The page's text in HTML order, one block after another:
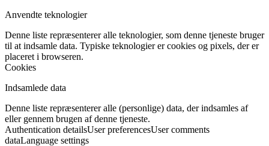
Anvendte teknologier
Denne liste repræsenterer alle teknologier, som denne tjeneste bruger
til at indsamle data. Typiske teknologier er cookies og pixels, der er
placeret i browseren.
Cookies
Indsamlede data
Denne liste repræsenterer alle (personlige) data, der indsamles af
eller gennem brugen af denne tjeneste.
Authentication detailsUser preferencesUser comments
dataLanguage settings